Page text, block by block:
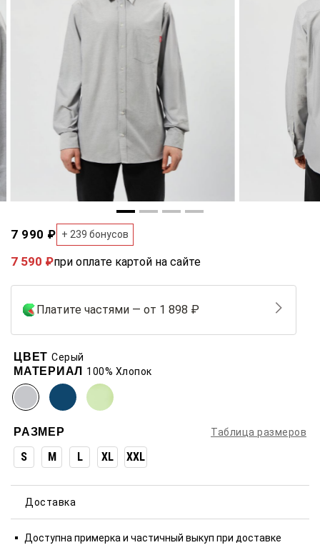
+ 239 бонусов
7 990 ₽
7 590 ₽при оплате картой на сайте
Платите частями — от 1 898 ₽
ЦВЕТ Серый
МАТЕРИАЛ 100% Хлопок
РАЗМЕР Таблица размеров
S M L XL XXL
Доставка
Доступна примерка и частичный выкуп при доставке